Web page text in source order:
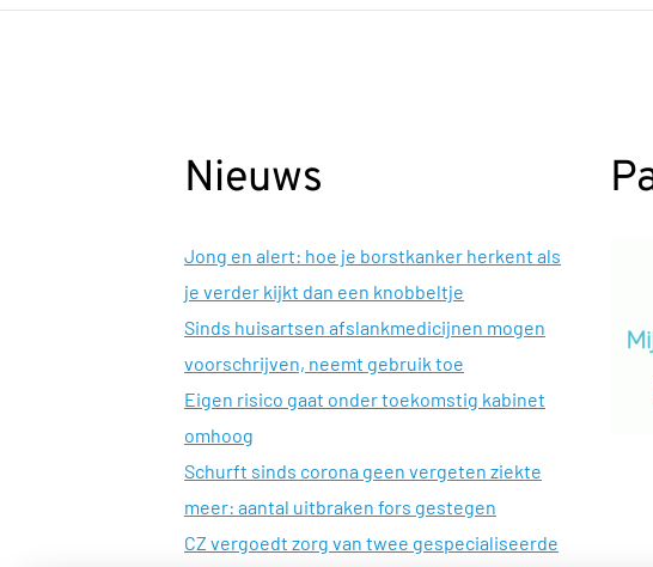
Nieuws
Jong en alert: hoe je borstkanker herkent als
je verder kijkt dan een knobbeltje
Sinds huisartsen afslankmedicijnen mogen
voorschrijven, neemt gebruik toe
Eigen risico gaat onder toekomstig kabinet
omhoog
Schurft sinds corona geen vergeten ziekte
meer: aantal uitbraken fors gestegen
CZ vergoedt zorg van twee gespecialiseerde